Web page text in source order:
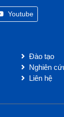
Youtube
Đào tạo
Nghiên
Liên hệ